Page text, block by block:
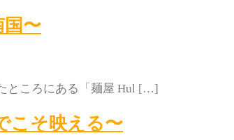
国〜
ところにある「麺屋 Hul […]
こそ映える〜